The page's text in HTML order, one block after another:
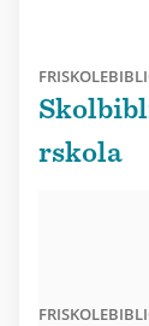
rskola